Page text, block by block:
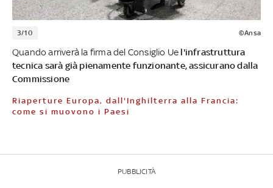
3/10 ©Ansa
Quando arriverà la firma del Consiglio Ue l'infrastruttura
tecnica sarà già pienamente funzionante, assicurano dalla
Commissione
Riaperture Europa, dall'Inghilterra alla Francia:
come si muovono i Paesi
PUBBLICITÀ